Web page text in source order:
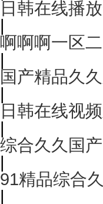
日韩在线播
|
啊啊啊一区
|
国产精品久
|
日韩在线视
|
综合久久国产
|
91精品综合
|